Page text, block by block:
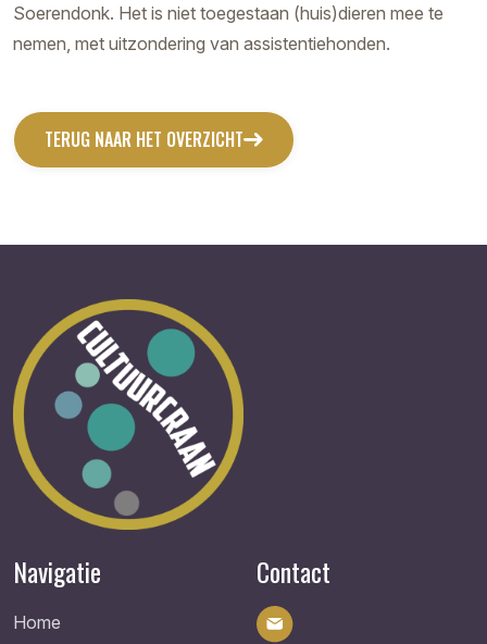
Soerendonk. Het is niet toegestaan (huis)dieren mee te
nemen, met uitzondering van assistentiehonden.
TERUG NAAR HET OVERZICHT
Navigatie
Home
Contact